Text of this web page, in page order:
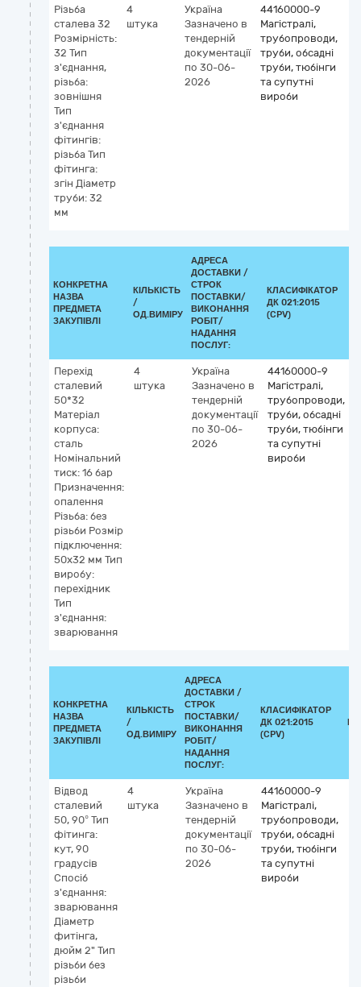
Різьба
сталева 32
Розмірність:
32 Тип
з'єднання,
різьба:
зовнішня
Тип
з'єднання
фітингів:
різьба Тип
фітинга:
згін Діаметр
труби: 32
мм
4
штука
Україна
Зазначено в
тендерній
документації
по 30-06-
2026
44160000-9
Магістралі,
трубопроводи,
труби, обсадні
труби, тюбінги
та супутні
вироби
КОНКРЕТНА
НАЗВА
ПРЕДМЕТА
ЗАКУПІВЛІ
КІЛЬКІСТЬ
/
ОД.ВИМІРУ
АДРЕСА
ДОСТАВКИ /
СТРОК
ПОСТАВКИ/
ВИКОНАННЯ
РОБІТ/
НАДАННЯ
ПОСЛУГ:
КЛАСИФІКАТОР
ДК 021:2015
(CPV)
Перехід
сталевий
50*32
Матеріал
корпуса:
сталь
Номінальний
тиск: 16 бар
Призначення:
опалення
Різьба: без
різьби Розмір
підключення:
50x32 мм Тип
виробу:
перехідник
Тип
з'єднання:
зварювання
4
штука
Україна
Зазначено в
тендерній
документації
по 30-06-
2026
44160000-9
Магістралі,
трубопроводи,
труби, обсадні
труби, тюбінги
та супутні
вироби
КОНКРЕТНА
НАЗВА
ПРЕДМЕТА
ЗАКУПІВЛІ
КІЛЬКІСТЬ
/
ОД.ВИМІРУ
АДРЕСА
ДОСТАВКИ /
СТРОК
ПОСТАВКИ/
ВИКОНАННЯ
РОБІТ/
НАДАННЯ
ПОСЛУГ:
КЛАСИФІКАТОР
ДК 021:2015
(CPV)
Відвод
сталевий
50, 90° Тип
фітинга:
кут, 90
градусів
Спосіб
з'єднання:
зварювання
Діаметр
фитінга,
дюйм 2" Тип
різьби без
різьби
4
штука
Україна
Зазначено в
тендерній
документації
по 30-06-
2026
44160000-9
Магістралі,
трубопроводи,
труби, обсадні
труби, тюбінги
та супутні
вироби